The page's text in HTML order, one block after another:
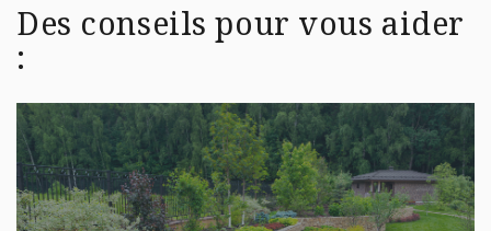
Des conseils pour vous aider
: